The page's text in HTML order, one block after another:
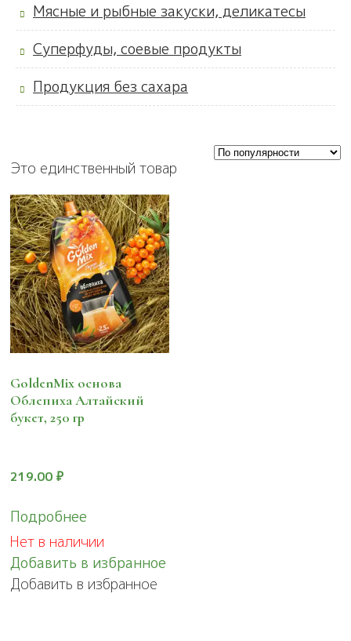
Мясные и рыбные закуски, деликатесы
Суперфуды, соевые продукты
Продукция без сахара
Это единственный товар
GoldenMix основа
Облепиха Алтайский
букет, 250 гр
219.00 ₽
Подробнее
Нет в наличии
Добавить в избранное
Добавить в избранное